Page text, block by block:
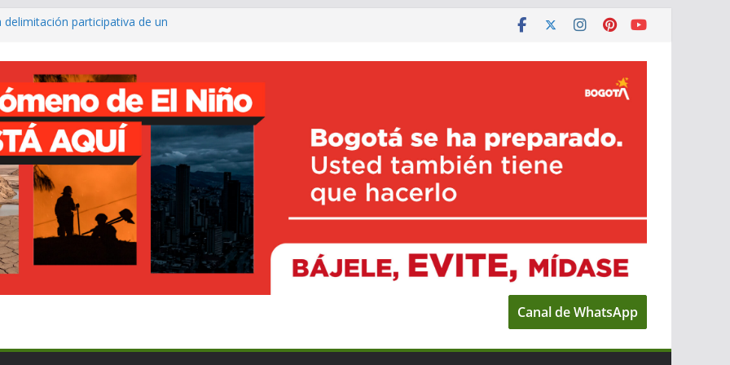
participativa de un
con prueba piloto para
inclusivo con entrega de sillas
adaptado
para fortalecer el turismo y los
Canal de WhatsApp